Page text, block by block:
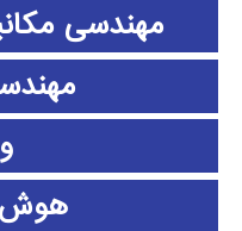
مهندسی
هوش